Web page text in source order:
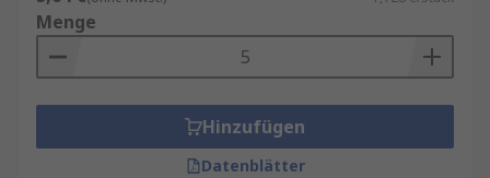
Menge
Hinzufügen
Datenblätter